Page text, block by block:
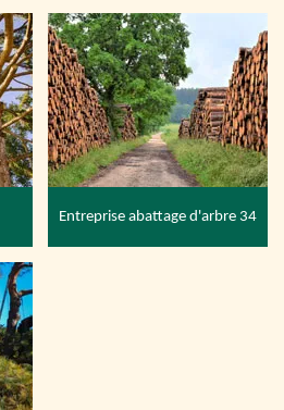
Entreprise abattage d'arbre 34